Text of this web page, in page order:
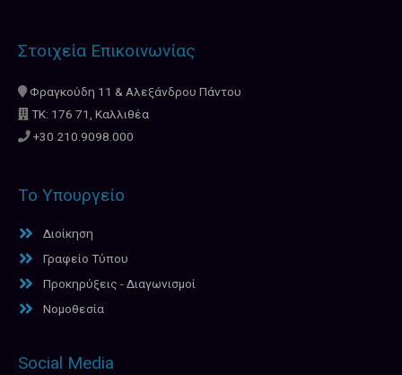
Στοιχεία Επικοινωνίας
Φραγκούδη 11 & Αλεξάνδρου Πάντου
ΤΚ: 176 71, Καλλιθέα
+30 210.9098.000
Το Υπουργείο
Διοίκηση
Γραφείο Τύπου
Προκηρύξεις - Διαγωνισμοί
Νομοθεσία
Social Media